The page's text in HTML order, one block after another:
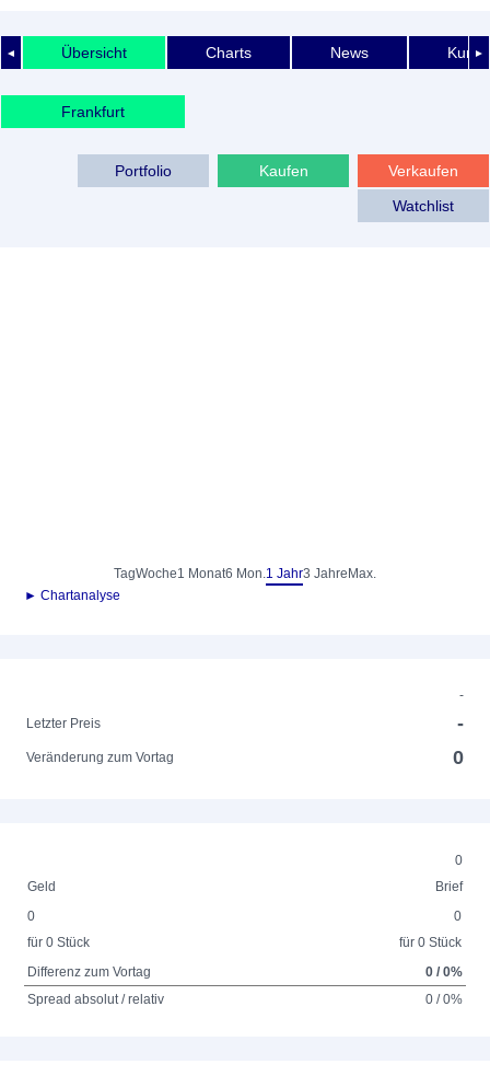
◄ ►
Übersicht Charts News
Frankfurt
Verkaufen
Kaufen
Portfolio
Watchlist
TagWoche1 Monat6 Mon.1 Jahr3 Jahre Max.
► Chartanalyse
-
Letzter Preis
-
Veränderung zum Vortag 0
0
Geld
Brief
0
für 0 Stück
0
für 0 Stück
Differenz zum Vortag
0 / 0%
Spread absolut / relativ
0 / 0%